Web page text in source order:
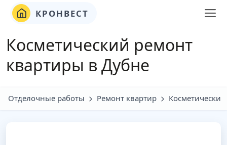
КРОНВЕСТ
Косметический ремонт
квартиры в Дубне
Отделочные работы Ремонт квартир Косметический